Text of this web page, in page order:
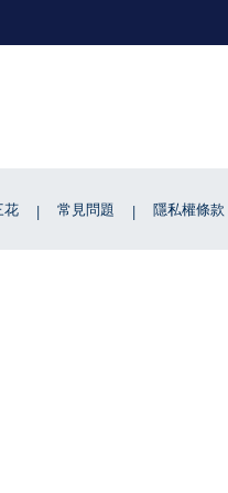
花 常見問題 隱私權條款